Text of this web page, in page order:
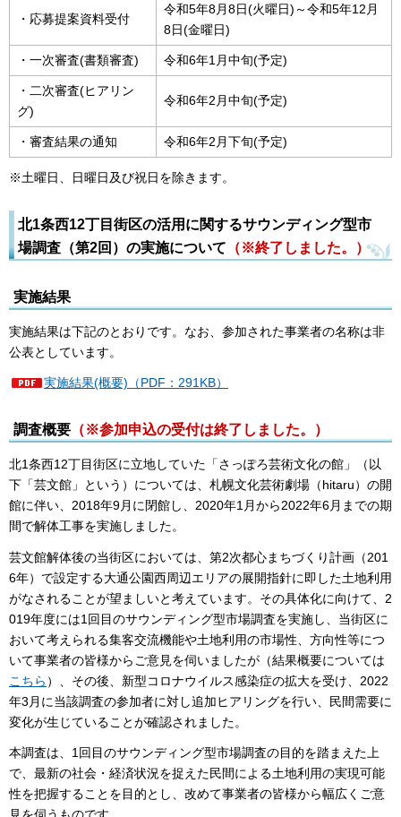
・応募提案資料受付
令和5年8月8日(火曜日)～令和5年12月
8日(金曜日)
・一次審査(書類審査) 令和6年1月中旬(予定)
・二次審査(ヒアリン
グ)
令和6年2月中旬(予定)
・審査結果の通知 令和6年2月下旬(予定)
※土曜日、日曜日及び祝日を除きます。
北1条西12丁目街区の活用に関するサウンディング型市
場調査（第2回）の実施について （※終了しました。）
実施結果
実施結果は下記のとおりです。なお、参加された事業者の名称は非
公表としています。
実施結果(概要)（PDF：291KB）
調査概要 （※参加申込の受付は終了しました。）
北1条西12丁目街区に立地していた「さっぽろ芸術文化の館」（以
下「芸文館」という）については、札幌文化芸術劇場（hitaru）の開
館に伴い、2018年9月に閉館し、2020年1月から2022年6月までの期
間で解体工事を実施しました。
芸文館解体後の当街区においては、第2次都心まちづくり計画（201
6年）で設定する大通公園西周辺エリアの展開指針に即した土地利用
がなされることが望ましいと考えています。その具体化に向けて、2
019年度には1回目のサウンディング型市場調査を実施し、当街区に
おいて考えられる集客交流機能や土地利用の市場性、方向性等につ
いて事業者の皆様からご意見を伺いましたが（結果概要については
こちら ）、その後、新型コロナウイルス感染症の拡大を受け、2022
年3月に当該調査の参加者に対し追加ヒアリングを行い、民間需要に
変化が生じていることが確認されました。
本調査は、1回目のサウンディング型市場調査の目的を踏まえた上
で、最新の社会・経済状況を捉えた民間による土地利用の実現可能
性を把握することを目的とし、改めて事業者の皆様から幅広くご意